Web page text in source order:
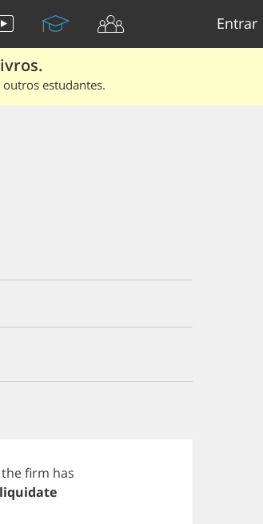
Entrar
estudantes.
thefirm has
liquidate